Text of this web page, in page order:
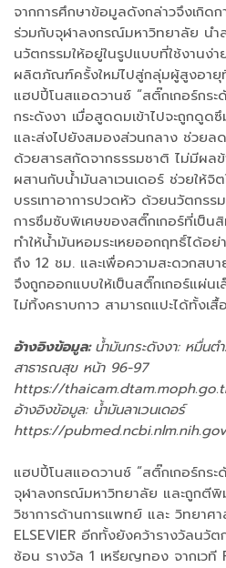
จากการศึกษาข้อมูลดังกล่าวจึงเกิ
ร่วมกับจุฬาลงกรณ์มหาวิทยาลัย น
นวัตกรรมให้อยู่ในรูปแบบที่ใช้งานง่
ผลิตภัณฑ์ครั้งใหม่ไปสู่กลุ่มผู้สูงอายุ
แฮปปี้โนสแอดวานซ์ “สติ๊กเกอร์กร
กระดังงา เมื่อสูดดมเข้าไปจะถูกดูด
และส่งไปยังสมองส่วนกลาง ช่วย
ด้วยสารสกัดจากธรรมชาติ ไม่มีผล
ผสานกับน้ำมันลาเวนเดอร์ ช่วยให้
บรรเทาอาการปวดหัว ด้วยนวัตกรร
การซึมซับพิเศษของสติ๊กเกอร์ที่เป็น
ทำให้น้ำมันหอมระเหยออกฤทธิ์ได้อ
ถึง 12 ชม. และเพื่อความสะดวกสบา
จึงถูกออกแบบให้เป็นสติ๊กเกอร์แผ่
ไม่ทิ้งคราบกาว สามารถแปะได้ทั้งเ
อ้างอิงข้อมูล:น้ำมันกระดังงา: หมื่นต
สาธารณสุข หน้า 96-97
https://
อ้างอิงข้อมูล: น้ำมันลาเวนเดอร์
https://
แฮปปี้โนสแอดวานซ์ “สติ๊กเกอร์กระ
จุฬาลงกรณ์มหาวิทยาลัย และถูกตีพิ
วิชาการด้านการแพทย์ และ วิทยาศ
ELSEVIER อีกทั้งยังคว้ารางวัลนวั
ซ้อน รางวัล 1 เหรียญทอง จากเวที